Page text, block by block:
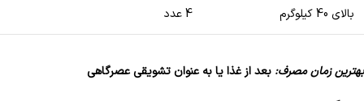
بالای 40 کیلوگرم 4 عدد
بهترین زمان مصرف: بعد از غذا یا به عنوان تشویقی عصرگاهی